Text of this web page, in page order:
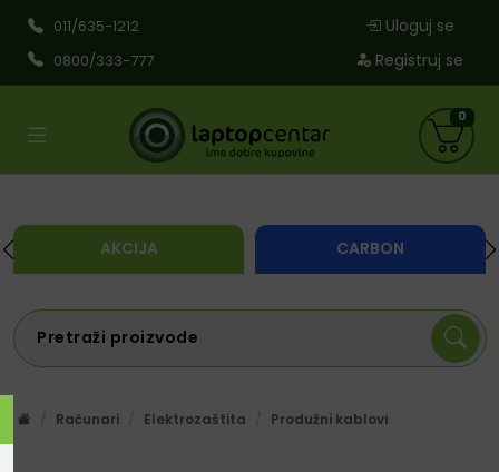
011/635-1212
0800/333-777
Uloguj se
Registruj se
AKCIJA CARBON
0
Računari Elektrozaštita Produžni kablovi